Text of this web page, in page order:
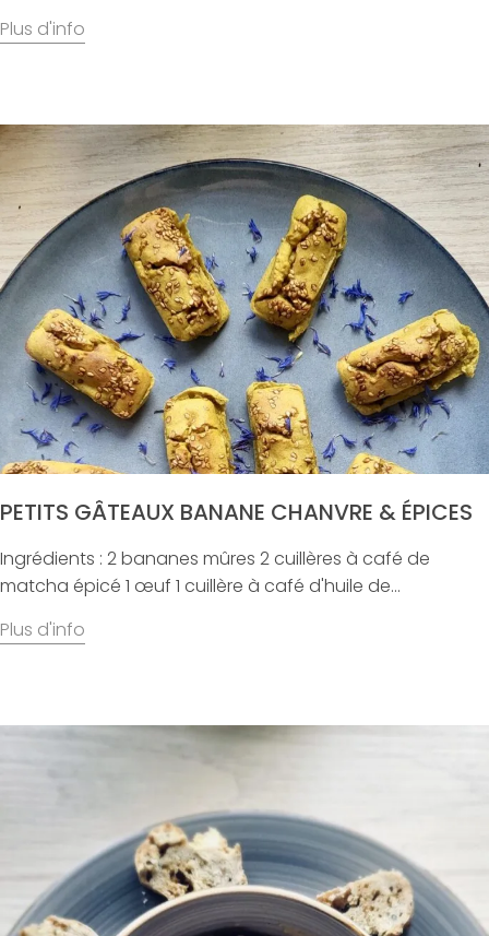
PETITS GÂTEAUX BANANE CHANVRE & ÉPICES
Ingrédients : 2 bananes mûres 2 cuillères à café de
matcha épicé 1 œuf 1 cuillère à café d'huile de...